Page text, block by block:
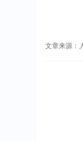
文章来源